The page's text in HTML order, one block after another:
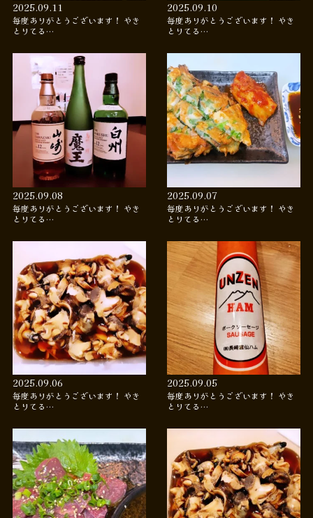
2025.09.11
毎度ありがとうございます！ やき
とりてる…
2025.09.10
毎度ありがとうございます！ やき
とりてる…
2025.09.08
毎度ありがとうございます！ やき
とりてる…
2025.09.07
毎度ありがとうございます！ やき
とりてる…
2025.09.06
毎度ありがとうございます！ やき
とりてる…
2025.09.05
毎度ありがとうございます！ やき
とりてる…